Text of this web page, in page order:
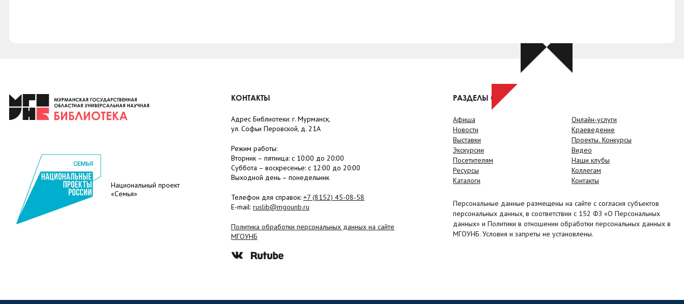
Национальный проект
«Семья»
КОНТАКТЫ
Адрес Библиотеки: г. Мурманск,
ул. Софьи Перовской, д. 21А
Режим работы:
Вторник – пятница: с 10:00 до 20:00
Суббота – воскресенье: c 12:00 до 20:00
Выходной день – понедельник
Телефон для справок: +7 (8152) 45-08-58
E-mail: ruslib@mgounb.ru
Политика обработки персональных данных на сайте
МГОУНБ
РАЗДЕЛЫ САЙТА
Афиша
Новости
Выставки
Экскурсии
Посетителям
Ресурсы
Каталоги
Онлайн-услуги
Краеведение
Проекты. Конкурсы
Видео
Наши клубы
Коллегам
Контакты
Персональные данные размещены на сайте с согласия субъектов
персональных данных, в соответствии с 152 ФЗ «О Персональных
данных» и Политики в отношении обработки персональных данных в
МГОУНБ. Условия и запреты не установлены.